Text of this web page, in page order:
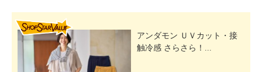
アンダモン ＵＶカット・接
触冷感 さらさら！...